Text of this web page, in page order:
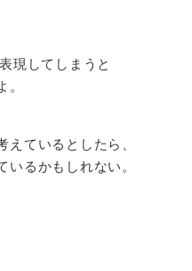
現してしまうと
ているとしたら、
るかもしれない。